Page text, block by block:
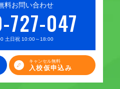
料お問い合わせ
727-047
土日祝 10:00～18:00
キャンセル無料
入校仮申込み